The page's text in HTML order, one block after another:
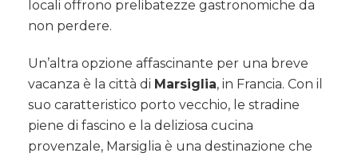
locali offrono prelibatezze gastronomiche da
non perdere.
Un’altra opzione affascinante per una breve
vacanza è la città di Marsiglia, in Francia. Con il
suo caratteristico porto vecchio, le stradine
piene di fascino e la deliziosa cucina
provenzale, Marsiglia è una destinazione che